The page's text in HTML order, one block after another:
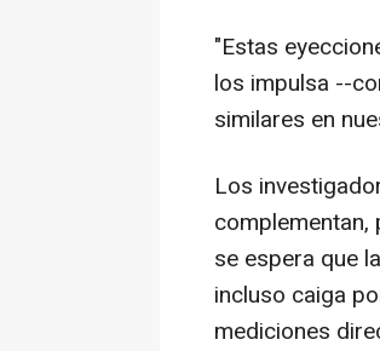
"Estas
los impulsa --
similares en
Los
complementan,
se espera que
incluso caiga
mediciones